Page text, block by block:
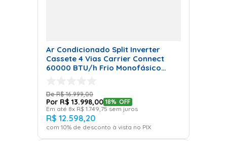
Ar Condicionado Split Inverter
Cassete 4 Vias Carrier Connect
60000 BTU/h Frio Monofásico
R$ 16.999,00
R$ 13.998,00 18% OFF
Em até 8x R$ 1.749,75 sem juros
R$ 12.598,20
com 10% de desconto à vista no PIX